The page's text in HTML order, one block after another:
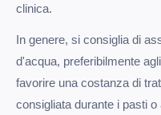
clinica.
In genere, si consiglia di
d'acqua, preferibilmente
favorire una costanza di
consigliata durante i pasti